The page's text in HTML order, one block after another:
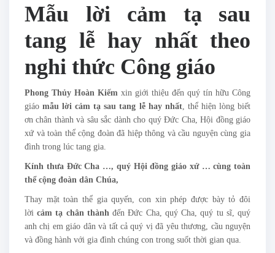
Mẫu lời cảm tạ sau
tang lễ hay nhất theo
nghi thức Công giáo
Phong Thủy Hoàn Kiếm xin giới thiệu đến quý tín hữu Công
giáomẫu lời cảm tạ sau tang lễ hay nhất, thể hiện lòng biết
ơn chân thành và sâu sắc dành cho quý Đức Cha, Hội đồng giáo
xứ và toàn thể cộng đoàn đã hiệp thông và cầu nguyện cùng gia
đình trong lúc tang gia.
Kính thưa Đức Cha …, quý Hội đồng giáo xứ … cùng toàn
thể cộng đoàn dân Chúa,
Thay mặt toàn thể gia quyến, con xin phép được bày tỏ đôi
lờicảm tạ chân thành đến Đức Cha, quý Cha, quý tu sĩ, quý
anh chị em giáo dân và tất cả quý vị đã yêu thương, cầu nguyện
và đồng hành với gia đình chúng con trong suốt thời gian qua.